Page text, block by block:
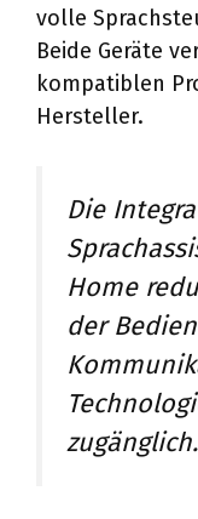
volle
Beide Geräte
kompatiblen
Hersteller.
Die
Home
der
zugänglich.